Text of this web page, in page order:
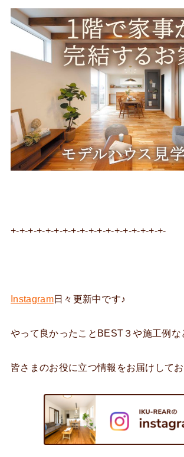
+-+-+-+-+-+-+-+-+-+-+-+-+-+-+-+-+-+-
Instagram日々更新中です♪
やって良かったことBEST３や施工例な
皆さまのお役に立つ情報をお届けして